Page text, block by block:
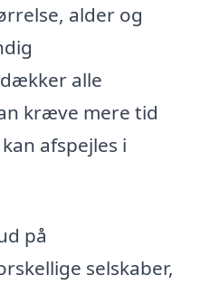
alder og
alle
kræve mere tid
afspejles i
på
selskaber,